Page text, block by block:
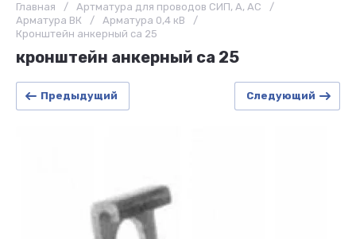
Главная / Артматура для проводов СИП, А, АС
/
Арматура ВК
/ Арматура 0,4 кВ
/
Кронштейн анкерный са 25
кронштейн анкерный са 25
Предыдущий Следующий